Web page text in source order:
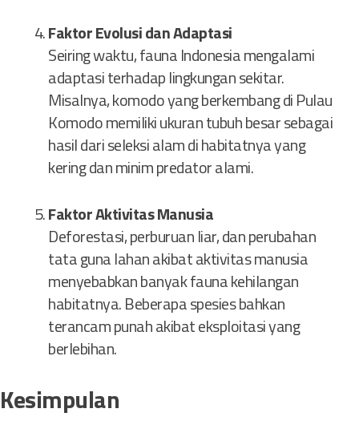
Faktor Evolusi dan Adaptasi
Seiring waktu, fauna Indonesia mengalami
adaptasi terhadap lingkungan sekitar.
Misalnya, komodo yang berkembang di Pulau
Komodo memiliki ukuran tubuh besar sebagai
hasil dari seleksi alam di habitatnya yang
kering dan minim predator alami.
Faktor Aktivitas Manusia
Deforestasi, perburuan liar, dan perubahan
tata guna lahan akibat aktivitas manusia
menyebabkan banyak fauna kehilangan
habitatnya. Beberapa spesies bahkan
terancam punah akibat eksploitasi yang
berlebihan.
Kesimpulan